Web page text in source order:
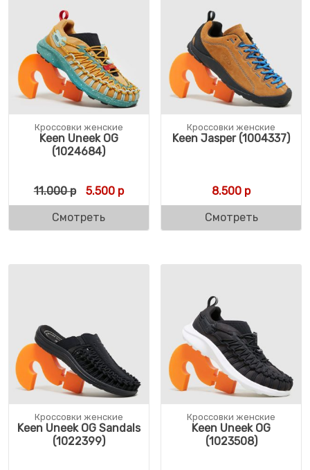
Кроссовки женские
Keen Uneek OG
(1024684)
11.000р Первоначальная цена составляла 11.000
5.500рТекущая цена: 5.500 р.
Смотреть
Кроссовки женские
Keen Jasper (1004337)
8.500 р
Смотреть
Кроссовки женские
Keen Uneek OG Sandals
(1022399)
Кроссовки женские
Keen Uneek OG
(1023508)